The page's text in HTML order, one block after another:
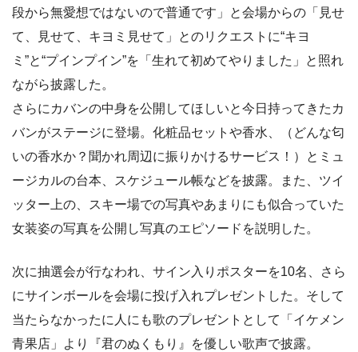
段から無愛想ではないので普通です」と会場からの「見せ
て、見せて、キヨミ見せて」とのリクエストに“キヨ
ミ”と“プインプイン”を「生れて初めてやりました」と照れ
ながら披露した。
さらにカバンの中身を公開してほしいと今日持ってきたカ
バンがステージに登場。化粧品セットや香水、（どんな匂
いの香水か？聞かれ周辺に振りかけるサービス！）とミュ
ージカルの台本、スケジュール帳などを披露。また、ツイ
ッター上の、スキー場での写真やあまりにも似合っていた
女装姿の写真を公開し写真のエピソードを説明した。
次に抽選会が行なわれ、サイン入りポスターを10名、さら
にサインボールを会場に投げ入れプレゼントした。そして
当たらなかったに人にも歌のプレゼントとして「イケメン
青果店」より『君のぬくもり』を優しい歌声で披露。